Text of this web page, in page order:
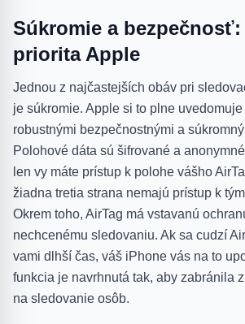
Súkromie a
priorita Apple
Jednou z najčastejších obáv pri
je súkromie. Apple si to plne
robustnými bezpečnostnými a
Polohové dáta sú šifrované a
len vy máte prístup k polohe vášho
žiadna tretia strana nemajú prístup k
Okrem toho, AirTag má vstavanú
nechcenému sledovaniu. Ak sa cudzí
vami dlhší čas, váš iPhone vás na to
funkcia je navrhnutá tak, aby zabránila
na sledovanie osôb.